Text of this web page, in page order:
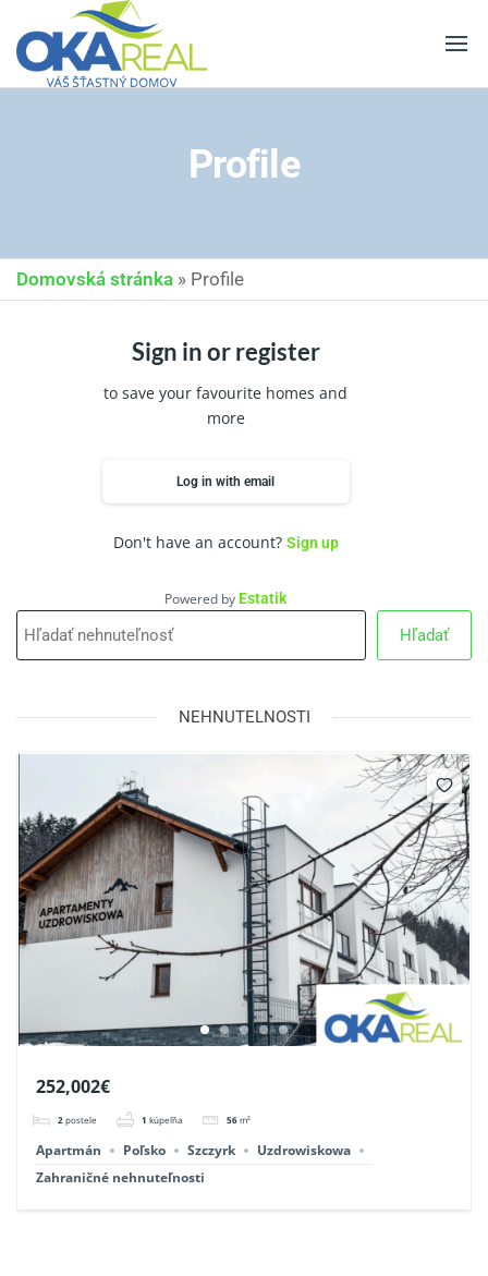
REAL
Profile
Domovská stránka » Profile
Sign in or register
to save your favourite homes and
more
Log in with email
Don't have an account? Sign up
Powered by Estatik
Hľadať
NEHNUTELNOSTI
252,002€
2 postele 1 kúpeľňa 56 m²
Apartmán Poľsko Szczyrk
Uzdrowiskowa
Zahraničné nehnuteľnosti